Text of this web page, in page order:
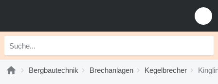
Bergbautechnik Brechanlagen Kegelbrecher